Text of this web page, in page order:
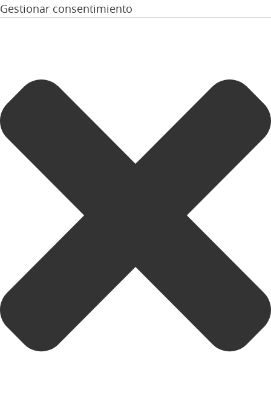
Gestionar consentimiento